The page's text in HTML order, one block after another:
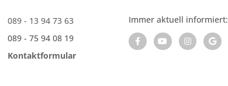
089 - 13 94 73 63
089 - 75 94 08 19
Kontaktformular
Immer aktuell informiert: